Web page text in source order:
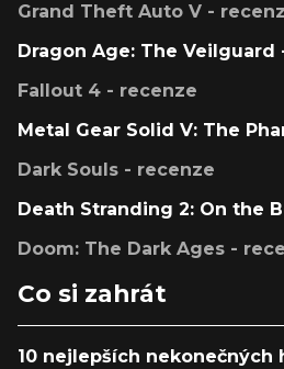
Grand Theft Auto V -
Dragon Age: The Veilguard
Fallout 4 - recenze
Metal Gear Solid V: The
Dark Souls - recenze
Death Stranding 2: On the
Doom: The Dark Ages -
Co si zahrát
10 nejlepších nekonečných